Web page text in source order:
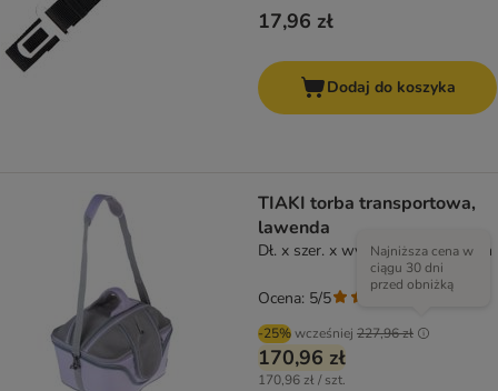
17,96 zł
Dodaj do koszyka
TIAKI torba transportowa,
lawenda
Dł. x szer. x wys.: 46 x 36 x 35 cm
-25%wcześniej 227,96 zł
Najniższa cena w
ciągu 30 dni
przed obniżką
170,96 zł
170,96 zł / szt.
Ocena: 5/5